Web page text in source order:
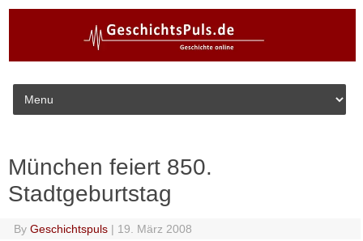
Skip to content
München feiert 850.
Stadtgeburtstag
By Geschichtspuls | 19. März 2008